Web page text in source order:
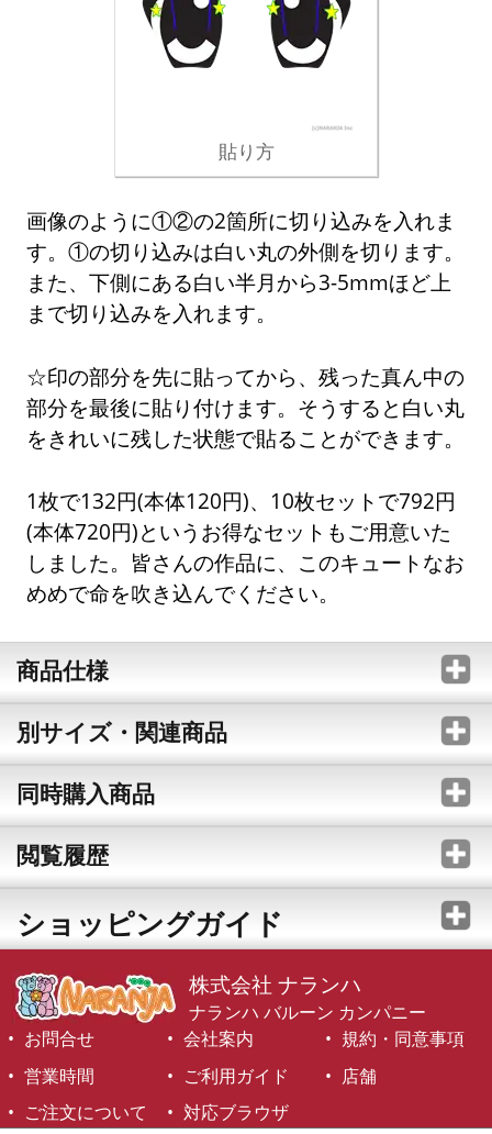
貼り方
画像のように①②の2箇所に切り込みを入れま
す。①の切り込みは白い丸の外側を切ります。
また、下側にある白い半月から3-5mmほど上
まで切り込みを入れます。
☆印の部分を先に貼ってから、残った真ん中の
部分を最後に貼り付けます。そうすると白い丸
をきれいに残した状態で貼ることができます。
1枚で132円(本体120円)、10枚セットで792円
(本体720円)というお得なセットもご用意いた
しました。皆さんの作品に、このキュートなお
めめで命を吹き込んでください。
商品仕様
別サイズ・関連商品
同時購入商品
閲覧履歴
ショッピングガイド
株式会社 ナランハ
ナランハ バルーン カンパニー
お問合せ
会社案内
規約・同意事項
営業時間
ご利用ガイド
店舗
ご注文について
対応ブラウザ